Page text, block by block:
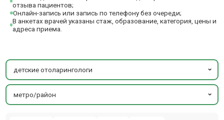
отзыва пациентов;
Онлайн-запись или запись по телефону без очереди;
В анкетах врачей указаны стаж, образование, категория, цены и
адреса приема.
детские отоларингологи
метро/район